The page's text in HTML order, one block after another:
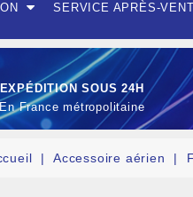
SERVICE APRÈS-
EXPÉDITION SOUS 24H
En France métropolitaine
Accessoire aérien